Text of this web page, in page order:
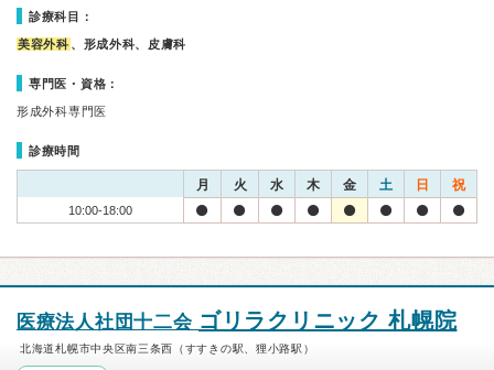
診療科目：
美容外科 、形成外科、皮膚科
専門医・資格：
形成外科専門医
診療時間
月 火 水 木 金 土 日 祝
10:00-18:00
医療法人社団十二会 ゴリラクリニック 札幌院
北海道札幌市中央区南三条西（すすきの駅、狸小路駅）